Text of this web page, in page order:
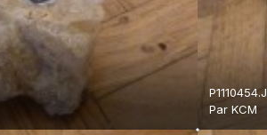
Par KCM